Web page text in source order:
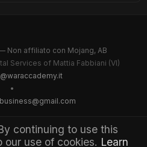
continuing to use this
our use of cookies. Learn
Non affiliato con Mojang, AB
Services of Mattia Fabbiani (VI)
•
Administrators